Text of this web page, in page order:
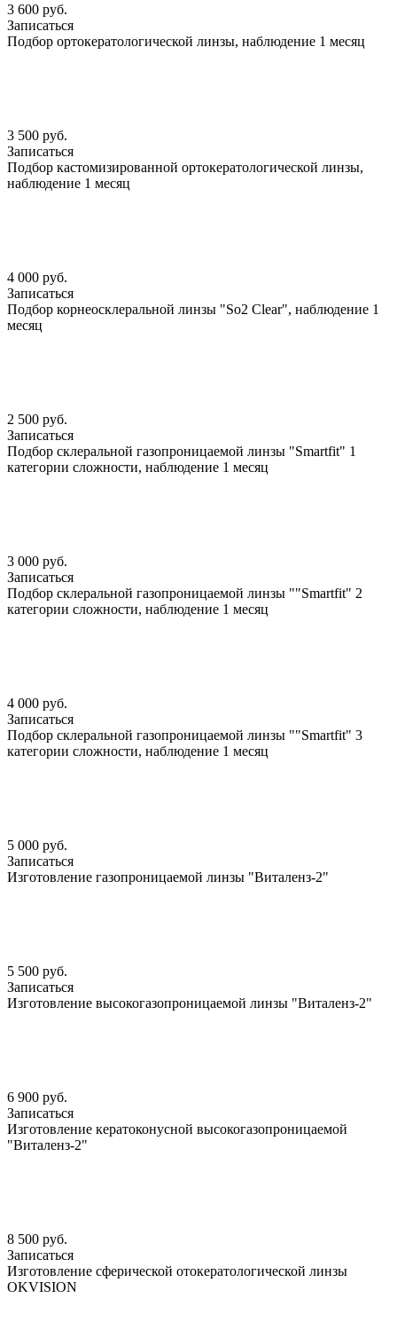
3 600 руб.
Записаться
Подбор ортокератологической линзы, наблюдение 1 месяц
3 500 руб.
Записаться
Подбор кастомизированной ортокератологической линзы,
наблюдение 1 месяц
4 000 руб.
Записаться
Подбор корнеосклеральной линзы "So2 Clear", наблюдение 1
месяц
2 500 руб.
Записаться
Подбор склеральной газопроницаемой линзы "Smartfit" 1
категории сложности, наблюдение 1 месяц
3 000 руб.
Записаться
Подбор склеральной газопроницаемой линзы ""Smartfit" 2
категории сложности, наблюдение 1 месяц
4 000 руб.
Записаться
Подбор склеральной газопроницаемой линзы ""Smartfit" 3
категории сложности, наблюдение 1 месяц
5 000 руб.
Записаться
Изготовление газопроницаемой линзы "Виталенз-2"
5 500 руб.
Записаться
Изготовление высокогазопроницаемой линзы "Виталенз-2"
6 900 руб.
Записаться
Изготовление кератоконусной высокогазопроницаемой
"Виталенз-2"
8 500 руб.
Записаться
Изготовление сферической отокератологической линзы
OKVISION